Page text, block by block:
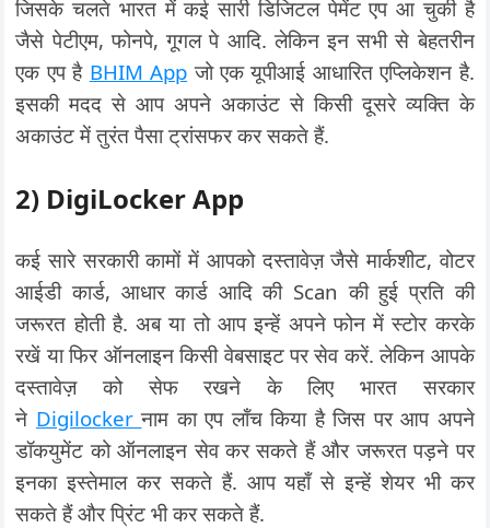
जिसके चलते भारत में कई सारी डिजिटल पेमेंट एप आ चुकी है
जैसे पेटीएम, फोनपे, गूगल पे आदि. लेकिन इन सभी से बेहतरीन
एक एप है BHIM App जो एक यूपीआई आधारित एप्लिकेशन है.
इसकी मदद से आप अपने अकाउंट से किसी दूसरे व्यक्ति के
अकाउंट में तुरंत पैसा ट्रांसफर कर सकते हैं.
2) DigiLocker App
कई सारे सरकारी कामों में आपको दस्तावेज़ जैसे मार्कशीट, वोटर
आईडी कार्ड, आधार कार्ड आदि की Scan की हुई प्रति की
जरूरत होती है. अब या तो आप इन्हें अपने फोन में स्टोर करके
रखें या फिर ऑनलाइन किसी वेबसाइट पर सेव करें. लेकिन आपके
दस्तावेज़ को सेफ रखने के लिए भारत सरकार
ने Digilockerनाम का एप लॉंच किया है जिस पर आप अपने
डॉकयुमेंट को ऑनलाइन सेव कर सकते हैं और जरूरत पड़ने पर
इनका इस्तेमाल कर सकते हैं. आप यहाँ से इन्हें शेयर भी कर
सकते हैं और प्रिंट भी कर सकते हैं.